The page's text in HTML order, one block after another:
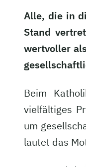
Alle, die in
Stand
wertvoller
Beim
vielfältiges
um
lautet das